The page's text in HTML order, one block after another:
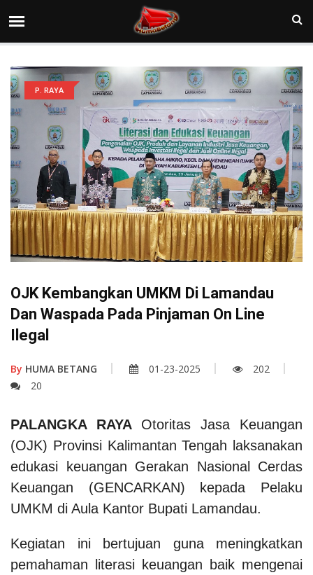
P. RAYA
OJK Kembangkan UMKM Di Lamandau
Dan Waspada Pada Pinjaman On Line
Ilegal
By HUMA BETANG 01-23-2025
202
20
PALANGKA RAYA
Otoritas Jasa Keuangan
(OJK) Provinsi Kalimantan Tengah laksanakan
edukasi keuangan Gerakan Nasional Cerdas
Keuangan (GENCARKAN) kepada Pelaku
UMKM di Aula Kantor Bupati Lamandau.
Kegiatan ini bertujuan guna meningkatkan
pemahaman literasi keuangan baik mengenai